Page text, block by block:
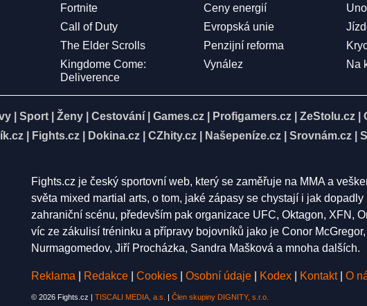
Fortnite
Call of Duty
The Elder Scrolls
Kingdome Come:
Deliverence
Ceny energií
Evropská unie
Penzijní reforma
Vynález
Uno
Na
Sport Ženy Cestování Games.cz Profigamers.cz ZeStolu.cz
Fights.cz Dokina.cz CZhity.cz Našepeníze.cz Srovnám.cz
Fights.cz je český sportovní web, který se zaměřuje na MMA a
světa mixed martial arts, o tom, jaké zápasy se chystají i jak
zahraniční scénu, především pak organizace UFC, Oktagon, XFN,
víc ze zákulisí tréninku a přípravy bojovníků jako je Conor
Nurmagomedov, Jiří Procházka, Sandra Mašková a mnoha dalších.
Reklama Redakce Cookies Osobní údaje Kodex Kontakt O
© 2026 Fights.cz | TISCALI MEDIA, a.s. | Člen skupiny DIGNITY, s.r.o.